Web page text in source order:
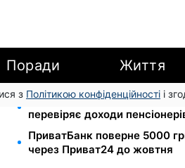
Поради Життя
з Політикою конфіденційності і
Субсидії скасують, пільги
перевіряє доходи
ПриватБанк поверне 5000
через Приват24 до жовтня